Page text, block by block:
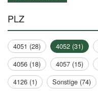
PLZ
4051 (28) 4052 (31)
4056 (18)
4057 (15)
4126 (1)
Sonstige (74)